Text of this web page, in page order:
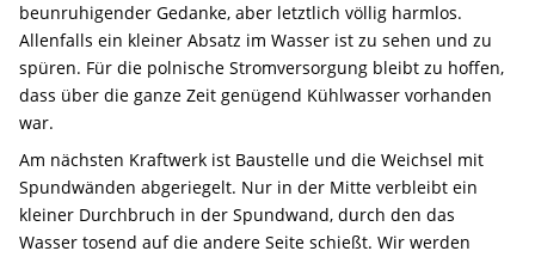
beunruhigender Gedanke, aber letztlich völlig harmlos.
Allenfalls ein kleiner Absatz im Wasser ist zu sehen und zu
spüren. Für die polnische Stromversorgung bleibt zu hoffen,
dass über die ganze Zeit genügend Kühlwasser vorhanden
war.
Am nächsten Kraftwerk ist Baustelle und die Weichsel mit
Spundwänden abgeriegelt. Nur in der Mitte verbleibt ein
kleiner Durchbruch in der Spundwand, durch den das
Wasser tosend auf die andere Seite schießt. Wir werden